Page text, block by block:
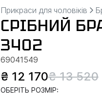
Прикраси для чоловіків
СРІБНИЙ
3402
69041549
₴ 12 170₴ 13 520
ОБЕРІТЬ РОЗМІР: